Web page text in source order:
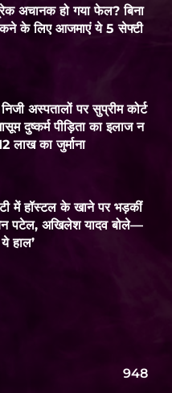
अचानक हो गया फेल? बिना
के लिए आजमाएं ये 5 सेफ्टी
अस्पतालों पर सुप्रीम कोर्ट
दुष्कर्म पीड़िता का इलाज न
लाख का जुर्माना
में हॉस्टल के खाने पर भड़कीं
पटेल, अखिलेश यादव बोले—
हाल’
948